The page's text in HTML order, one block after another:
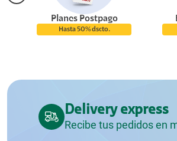
Planes Postpago
Hasta 50% dscto.
Delivery express
Recibe tus pedidos en